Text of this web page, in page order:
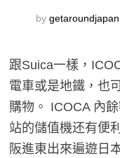
bygetaroundjapan
跟Suica一樣，
電車或是地鐵，也
購物。 ICOCA 內
站的儲值機还有便
阪進東出來遍遊日